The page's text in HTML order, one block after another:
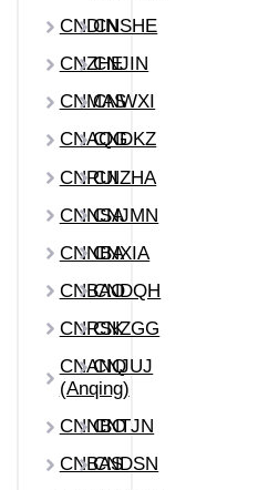
CNDINCNSHE
CNZHE
CNJIN
CNMAS
CNWXI
CNAQG
CNDKZ
CNRUICNZHA
CNNSACNJMN
CNNBA
CNXIA
CNBAOCNDQH
CNRSKCNZGG
CNANQ
(Anqing)
CNJUJ
CNNBO
CNTJN
CNBASCNDSN